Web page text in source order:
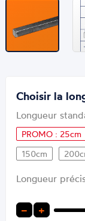
Choisir la
Longueur
PROMO : 25cm
150cm
Longueur
− +